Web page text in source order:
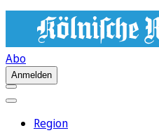
Abo
Anmelden
Region